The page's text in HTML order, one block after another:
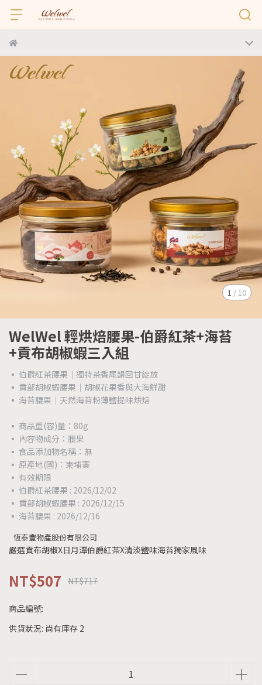
1 / 10
WelWel 輕烘焙腰果-伯爵紅茶+海苔
+貢布胡椒蝦三入組
▪️ 伯爵紅茶腰果｜獨特茶香尾韻回甘綻放
▪️ 貢部胡椒蝦腰果｜胡椒花果香與大海鮮甜
▪️ 海苔腰果｜天然海苔粉薄鹽提味烘焙
▪️ 商品重(容)量：80g
▪️ 內容物成分：腰果
▪️ 食品添加物名稱：無
▪️ 原產地(國)：柬埔寨
▪️ 有效期限
▪️ 伯爵紅茶腰果 : 2026/12/02
▪️ 貢部胡椒蝦腰果 : 2026/12/15
▪️ 海苔腰果 : 2026/12/16
恆泰豐物產股份有限公司
嚴選貢布胡椒X日月潭伯爵紅茶X清淡鹽味海苔獨家風味
NT$507 NT$717
商品編號:
供貨狀況: 尚有庫存 2